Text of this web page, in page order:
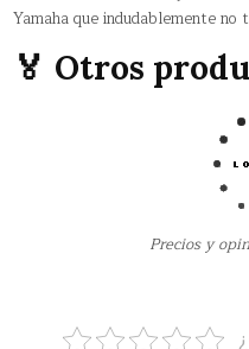
Yamaha que indudablemente no
🏅 Otros
Precios y